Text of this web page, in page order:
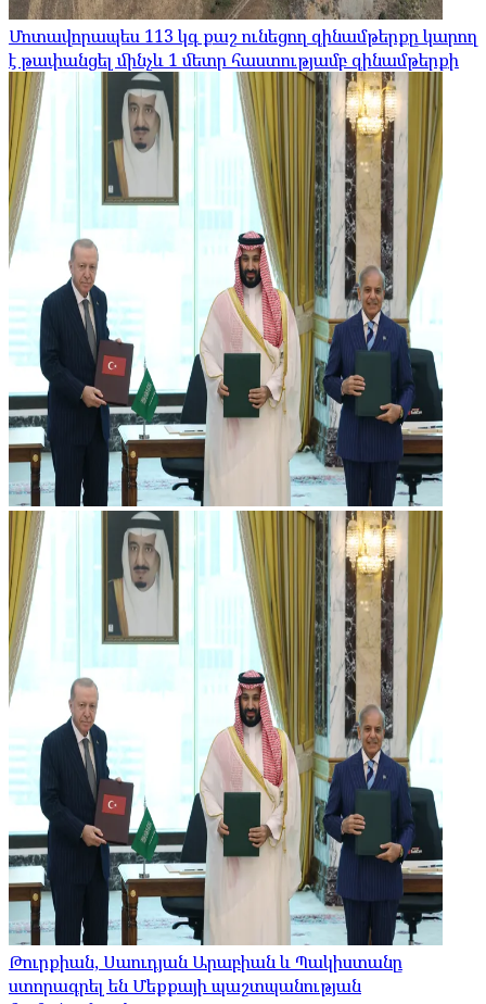
Մոտավորապես 113 կգ քաշ ունեցող զինամթերքը կարող
է թափանցել մինչև 1 մետր հաստությամբ զինամթերքի
Թուրքիան, Սաուդյան Արաբիան և Պակիստանը
ստորագրել են Մեքքայի պաշտպանության